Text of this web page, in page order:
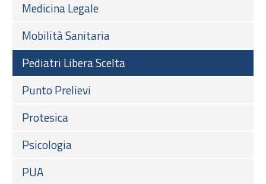
Medicina Legale
Mobilità Sanitaria
Pediatri Libera Scelta
Punto Prelievi
Protesica
Psicologia
PUA